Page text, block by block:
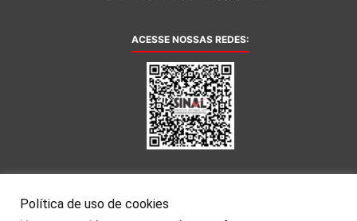
ACESSE NOSSAS REDES:
Política de uso de cookies